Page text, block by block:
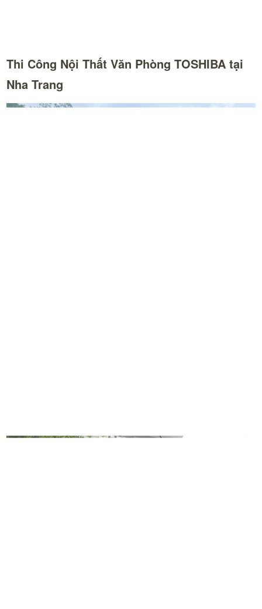
Thi Công Nội Thất Văn Phòng TOSHIBA tại
Nha Trang